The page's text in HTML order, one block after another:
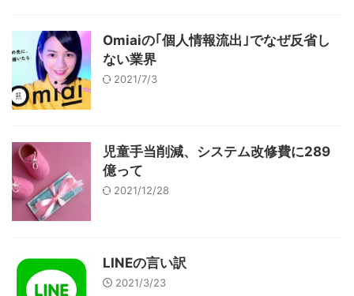
Omiaiの｢個人情報流出｣でなぜ反省し
ない業界
2021/7/3
児童手当削減、システム改修費に289
億って
2021/12/28
LINEの言い訳
2021/3/23